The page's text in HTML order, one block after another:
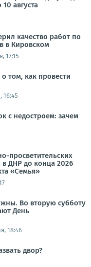
августа
качество работ по
в Кировском
17:15
том, как провести
16:45
с недостроем: зачем
просветительских
в ДНР до конца 2026
«Семья»
Во вторую субботу
День
18:46
двор?